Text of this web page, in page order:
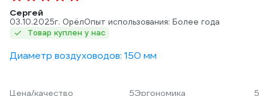
Сергей
03.10.2025г. ОрёлОпыт использования: Более года
Товар куплен у нас
Диаметр воздуховодов: 150 мм
Цена/качество 5Эргономика
5